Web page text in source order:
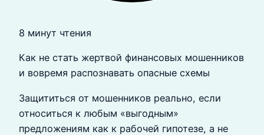
8 минут чтения
Как не стать жертвой финансовых мошенников
и вовремя распознавать опасные схемы
Защититься от мошенников реально, если
относиться к любым «выгодным»
предложениям как к рабочей гипотезе, а не